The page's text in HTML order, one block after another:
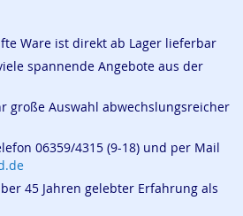
Ware ist direkt ab Lager lieferbar
spannende Angebote aus der
große Auswahl abwechslungsreicher
06359/4315 (9-18) und per Mail
45 Jahren gelebter Erfahrung als